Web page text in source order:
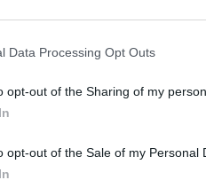
Data Processing Opt Outs
opt-out of the Sharing of my
opt-out of the Sale of my Personal
`